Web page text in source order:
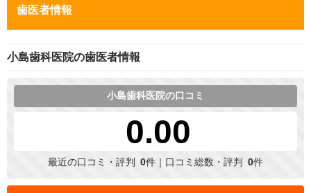
歯医者情報
小島歯科医院の歯医者情報
小島歯科医院の口コミ
0.00
最近の口コミ・評判 0件｜口コミ総数・評判 0件